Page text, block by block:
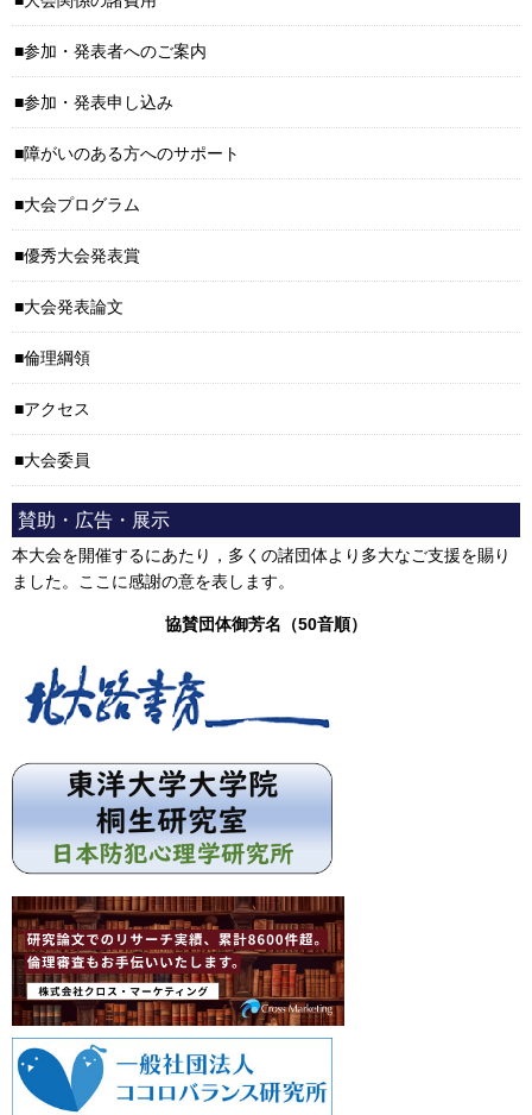
参加・発表者へのご案内
参加・発表申し込み
障がいのある方へのサポート
大会プログラム
優秀大会発表賞
大会発表論文
倫理綱領
アクセス
大会委員
賛助・広告・展示
本大会を開催するにあたり，多くの諸団体より多大なご支援を賜り
ました。ここに感謝の意を表します。
協賛団体御芳名（50音順）